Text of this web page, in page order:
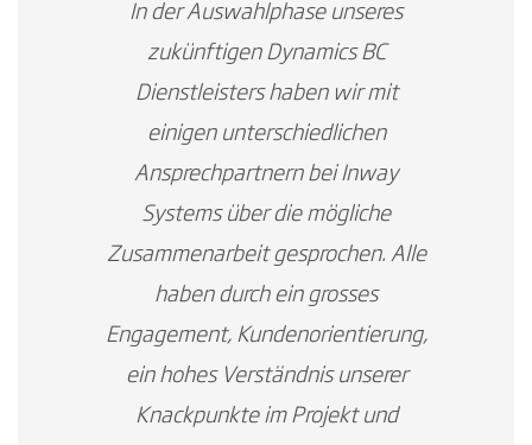
In der Auswahlphase unseres
zukünftigen Dynamics BC
Dienstleisters haben wir mit
einigen unterschiedlichen
Ansprechpartnern bei Inway
Systems über die mögliche
Zusammenarbeit gesprochen. Alle
haben durch ein grosses
Engagement, Kundenorientierung,
ein hohes Verständnis unserer
Knackpunkte im Projekt und